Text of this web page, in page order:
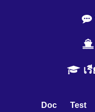
เรี
Doc Test